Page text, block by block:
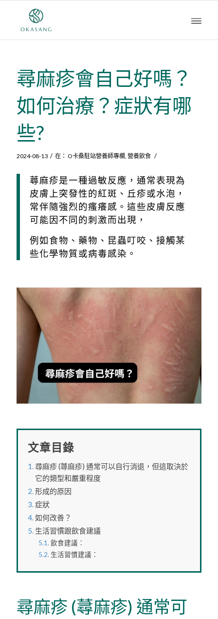
尋麻疹會自己好嗎？
如何治療？症狀有哪
些?
2024-08-13 / 在： O卡桑駐站營養師專欄, 營養飲食 /
蕁麻疹是一種過敏反應，通常表現為
皮膚上突發性的紅斑、丘疹或水泡，
常伴隨強烈的瘙癢感。這些皮膚反應
可能因不同的刺激而出現，
例如食物、藥物、昆蟲叮咬、接觸某
些化學物質或病毒感染。
文章目錄
尋麻疹 (蕁麻疹) 通常可以自行消退，但這取決於
它的類型和嚴重程度
形成的原因
症狀
如何改善？
生活習慣跟飲食建議
飲食建議：
生活習慣建議：
尋麻疹 (蕁麻疹) 通常可